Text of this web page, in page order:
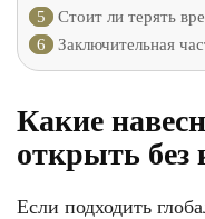
5
Стоит ли терять
6
Заключительная
Какие
открыть без
Если подходить